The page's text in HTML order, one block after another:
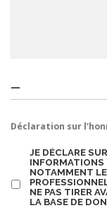
—
Déclaration sur
JE DÉCLARE
INFORMATIONS
NOTAMMENT
NE PAS TIRER
LA BASE DE